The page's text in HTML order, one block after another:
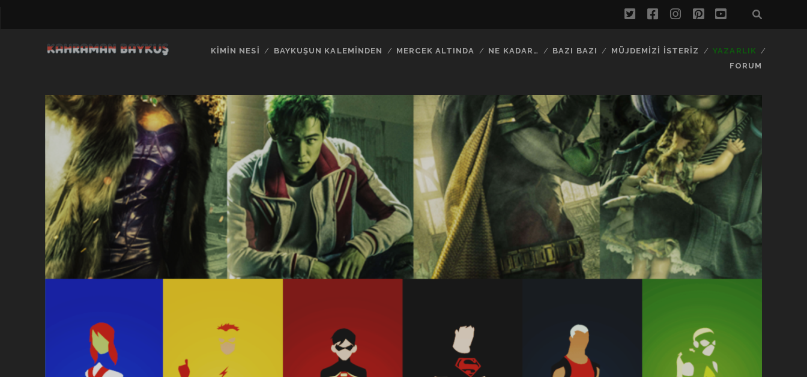
twitterfacebookinstagram
pinterest
youtube
KIMIN NESI BAYKUŞUN KALEMINDEN MERCEK ALTINDA NE KADAR… BAZI BAZI MÜJDEMIZI İSTERIZ
YAZARLIK
FORUM